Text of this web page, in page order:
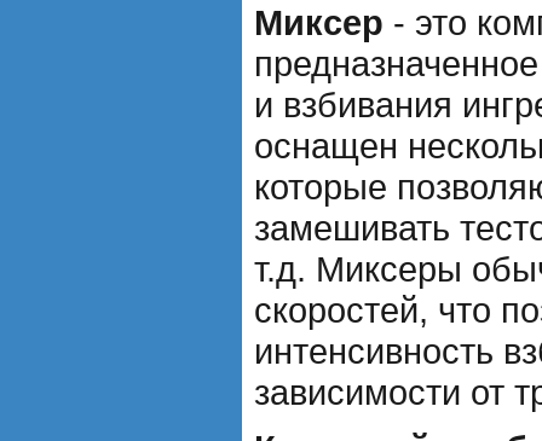
Миксер - это
и взбивания
оснащен
которые
замешивать
т.д. Миксеры
скоростей, что
интенсивность
зависимости от